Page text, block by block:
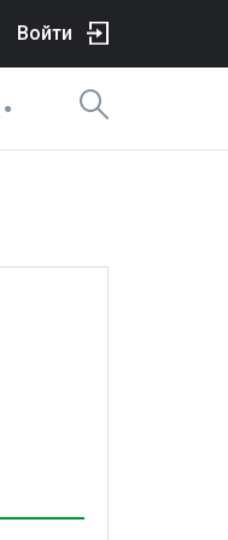
Войти